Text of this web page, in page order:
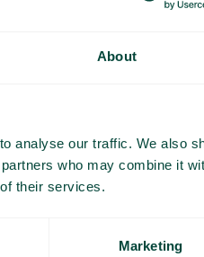
About
analyse our traffic. We also
who may combine it
their services.
Marketing